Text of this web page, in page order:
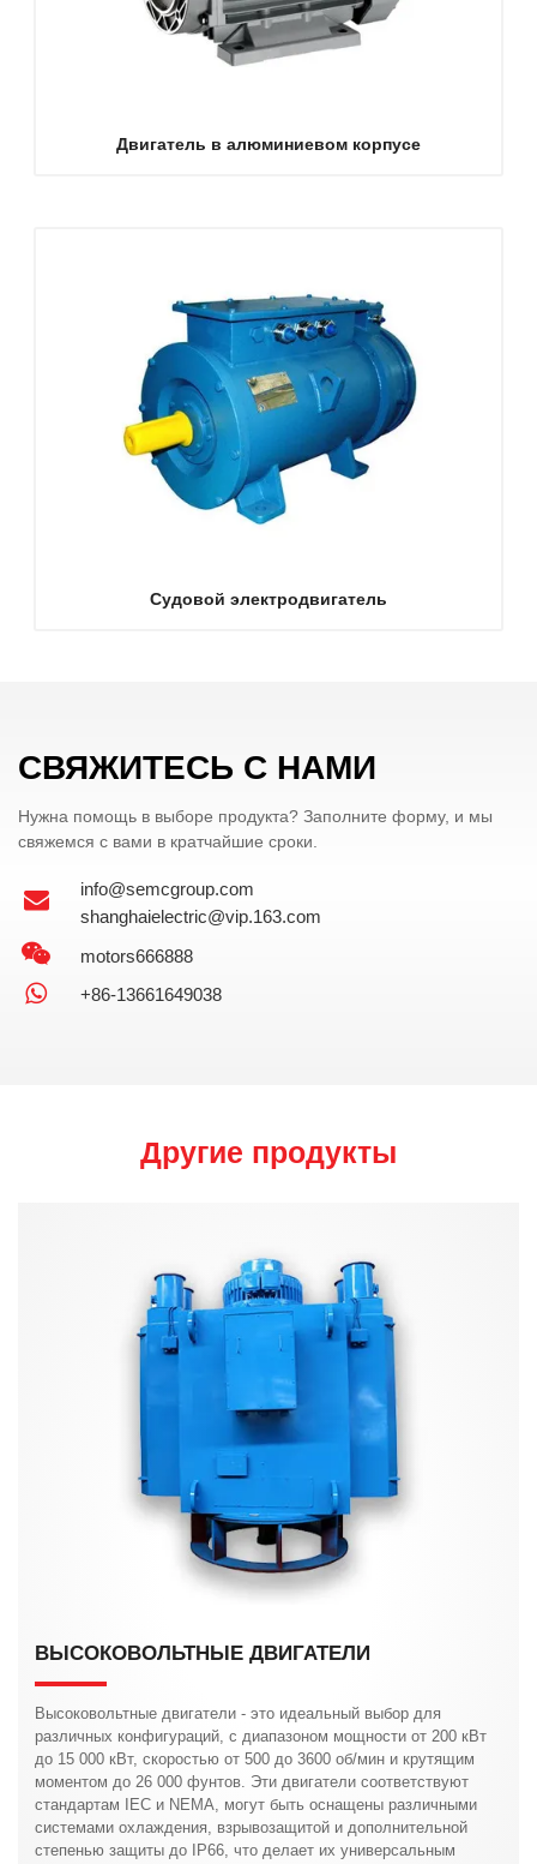
Двигатель в алюминиевом корпусе
Судовой электродвигатель
СВЯЖИТЕСЬ С НАМИ
Нужна помощь в выборе продукта? Заполните форму, и мы
свяжемся с вами в кратчайшие сроки.
info@semcgroup.com
shanghaielectric@vip.163.com
motors666888
+86-13661649038
Другие продукты
ВЫСОКОВОЛЬТНЫЕ ДВИГАТЕЛИ
Высоковольтные двигатели - это идеальный выбор для
различных конфигураций, с диапазоном мощности от 200 кВт
до 15 000 кВт, скоростью от 500 до 3600 об/мин и крутящим
моментом до 26 000 фунтов. Эти двигатели соответствуют
стандартам IEC и NEMA, могут быть оснащены различными
системами охлаждения, взрывозащитой и дополнительной
степенью защиты до IP66, что делает их универсальным